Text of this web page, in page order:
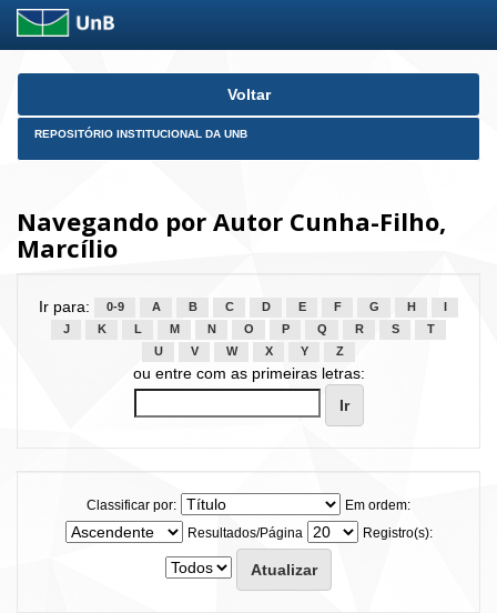
Skip
Voltar
REPOSITÓRIO INSTITUCIONAL DA UNB
Navegando por Autor Cunha-Filho,
Marcílio
Ir para: 0-9 A B C D E F G H
J
K L M N O P Q R S
T
U
V W X Y Z
ou entre com as primeiras letras:
Classificar por:
Em ordem:
Resultados/Página
Registro(s):